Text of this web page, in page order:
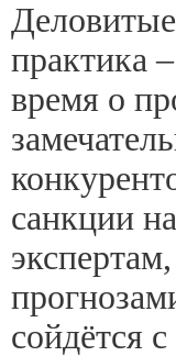
практика
время о
санкции
сойдётся